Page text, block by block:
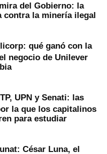
del Gobierno: la
contra la minería ilegal
qué ganó con la
negocio de Unilever
UPN y Senati: las
la que los capitalinos
para estudiar
César Luna, el